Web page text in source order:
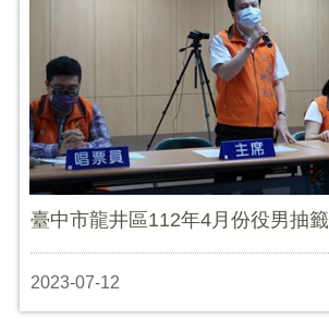
臺中市龍井區112年4月份役男抽籤
2023-07-12